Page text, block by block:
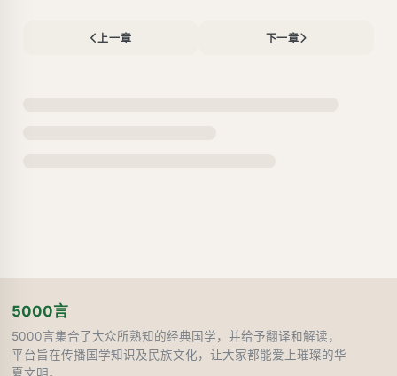
上一章 下一章
5000言
5000言集合了大众所熟知的经典国学，并给予翻译和解读，
平台旨在传播国学知识及民族文化，让大家都能爱上璀璨的华
夏文明。